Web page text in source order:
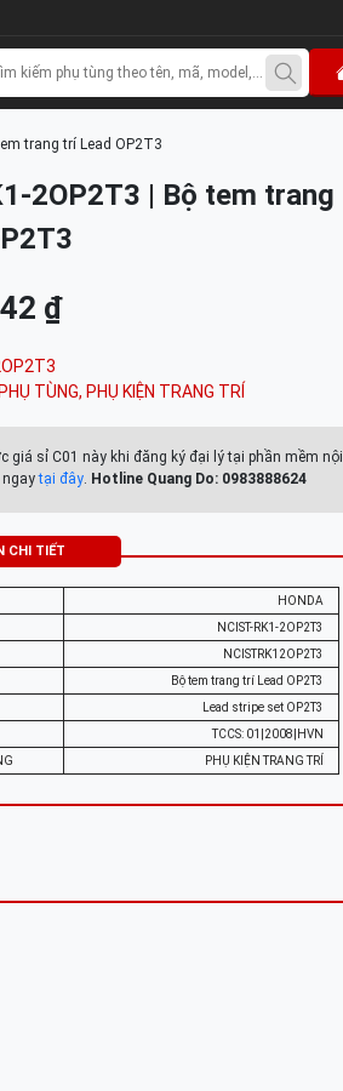
trang trí Lead OP2T3
2OP2T3 | Bộ tem trang
₫
TÙNG, PHỤ KIỆN TRANG TRÍ
giá sỉ C01 này khi đăng ký đại lý tại phần mềm nội
ngaytại đây. Hotline Quang Do: 0983888624
CHI TIẾT
HONDA
NCIST-RK1-2OP2T3
NCISTRK12OP2T3
Bộ tem trang trí Lead OP2T3
Lead stripe set OP2T3
TCCS: 01|2008|HVN
PHỤ KIỆN TRANG TRÍ